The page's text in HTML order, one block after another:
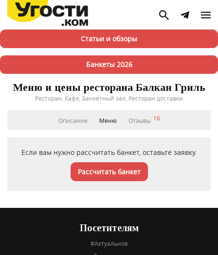
Статьи и обзоры
Банкеты 2026
Меню и цены ресторана Балкан Гриль
Ресторан, Кафе, Банкетный зал, Ресторан доставки
Описание Меню Отзывы 16
Если вам нужно рассчитать банкет, оставьте заявку.
Рассчитать банкет
Посетителям
#Актуальное